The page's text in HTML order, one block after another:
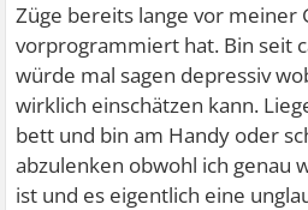
Züge bereits lange vor meiner
vorprogrammiert hat. Bin seit
würde mal sagen depressiv
wirklich einschätzen kann.
bett und bin am Handy oder
abzulenken obwohl ich genau
ist und es eigentlich eine